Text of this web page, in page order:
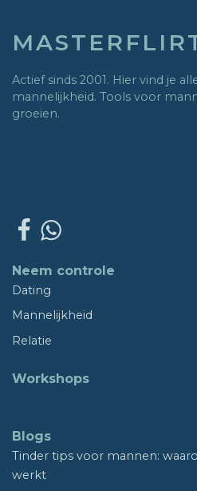
Actief sinds 2001. Hier vind je
mannelijkheid. Tools voor
groeien.
Neem controle
Dating
Mannelijkheid
Relatie
Workshops
Blogs
Tinder tips voor mannen:
werkt